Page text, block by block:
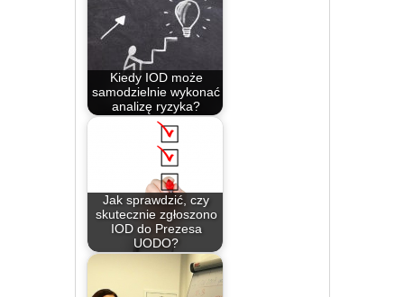
Kiedy IOD może
samodzielnie wykonać
analizę ryzyka?
Jak sprawdzić, czy
skutecznie zgłoszono
IOD do Prezesa
UODO?